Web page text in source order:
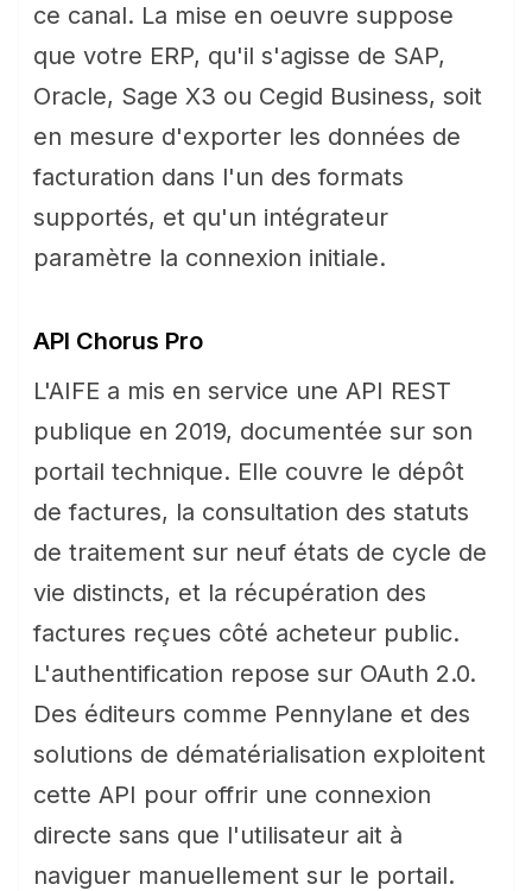
ce canal. La mise en oeuvre suppose
que votre ERP, qu'il s'agisse de SAP,
Oracle, Sage X3 ou Cegid Business, soit
en mesure d'exporter les données de
facturation dans l'un des formats
supportés, et qu'un intégrateur
paramètre la connexion initiale.
API Chorus Pro
L'AIFE a mis en service une API REST
publique en 2019, documentée sur son
portail technique. Elle couvre le dépôt
de factures, la consultation des statuts
de traitement sur neuf états de cycle de
vie distincts, et la récupération des
factures reçues côté acheteur public.
L'authentification repose sur OAuth 2.0.
Des éditeurs comme Pennylane et des
solutions de dématérialisation exploitent
cette API pour offrir une connexion
directe sans que l'utilisateur ait à
naviguer manuellement sur le portail.